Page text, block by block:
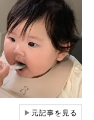
▶元記事を見る